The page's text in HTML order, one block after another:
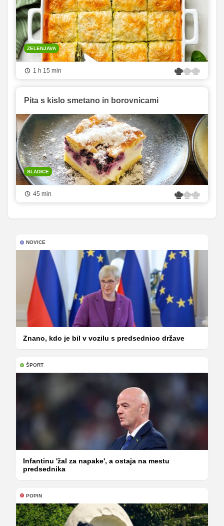
ZELENJAVA
1 h 15 min
Pita s kislo smetano in borovnicami
SLADICE
45 min
NOVICE
Znano, kdo je bil v vozilu s predsednico države
ŠPORT
Infantinu 'žal za napake', a ostaja na mestu
predsednika
POPIN